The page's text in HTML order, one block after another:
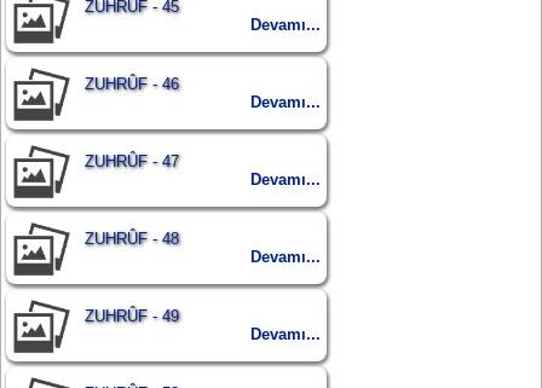
ZUHRÛF - 45
Devamı...
ZUHRÛF - 46
Devamı...
ZUHRÛF - 47
Devamı...
ZUHRÛF - 48
Devamı...
ZUHRÛF - 49
Devamı...